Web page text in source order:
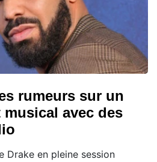
rumeurs sur un
avec des
Drake en pleine session